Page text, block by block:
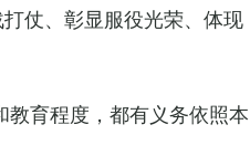
仗、彰显服役光荣、体现
育程度，都有义务依照本